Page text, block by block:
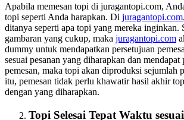
Apabila memesan topi di juragantopi.com,
topi seperti Anda harapkan. Di juragantopi.com
ditanya seperti apa topi yang mereka inginkan.
gambaran yang cukup, maka juragantopi.com
dummy untuk mendapatkan persetujuan
sesuai pesanan yang diharapkan dan mendapat
pemesan, maka topi akan diproduksi sejumlah
itu, pemesan tidak perlu khawatir hasil akhir
dengan yang diharapkan.
Topi Selesai Tepat Waktu